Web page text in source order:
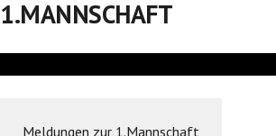
1.MANNSCHAFT
Meldungen zur 1.Mannschaft